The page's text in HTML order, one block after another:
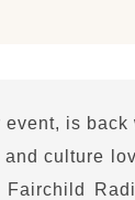
is
culture